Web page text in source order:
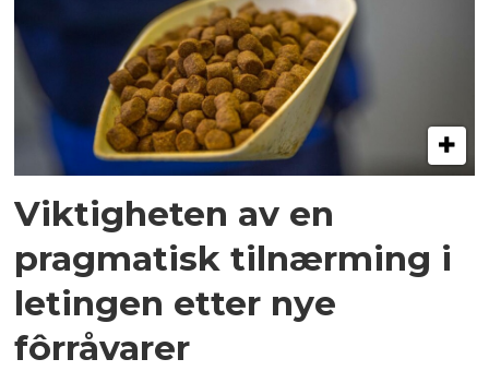
Viktigheten av en
pragmatisk tilnærming i
letingen etter nye
fôrråvarer